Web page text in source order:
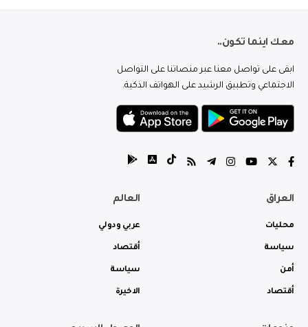
معك اينما تكون..
ابقى على تواصل معنا عبر منصاتنا على التواصل
الاجتماعي وتطبيق الرشيد على الهواتف الذكية.
العراق
محليات
سياسة
أمن
أقتصاد
العالم
عربي ودولي
أقتصاد
سياسة
الاخيرة